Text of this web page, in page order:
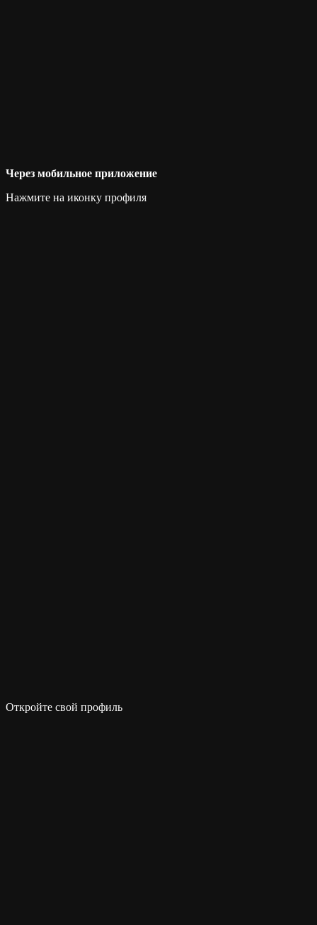
Через мобильное приложение
Нажмите на иконку профиля
Откройте свой профиль